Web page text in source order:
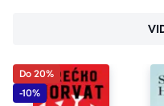
Do 20%
-10%